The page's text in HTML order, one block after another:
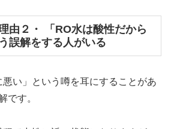
由２・ 「RO水は酸性だから
誤解をする人がいる
悪い」という噂を耳にすることがあ
です。